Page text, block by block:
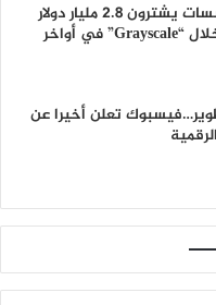
المستثمرون المؤسسات يشترون 2.8 مليار دولار
من البيتكوين من خلال “Grayscale” في أواخر
تعلن أخيرا عن